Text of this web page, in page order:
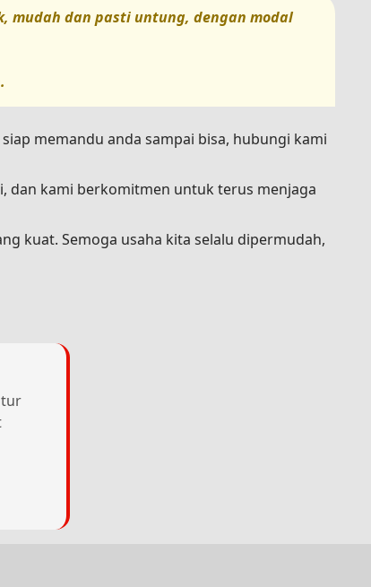
mudah dan pasti untung, dengan modal
memandu anda sampai bisa, hubungi kami
dan kami berkomitmen untuk terus menjaga
kuat. Semoga usaha kita selalu dipermudah,